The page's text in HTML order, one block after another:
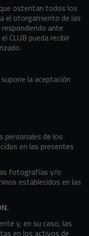
ostentan todos los
el otorgamiento de las
ante
CLUB pueda recibir
la aceptación
de los
en las presentes
fotografías y/o
establecidos en las
y, en su caso, las
en los activos de